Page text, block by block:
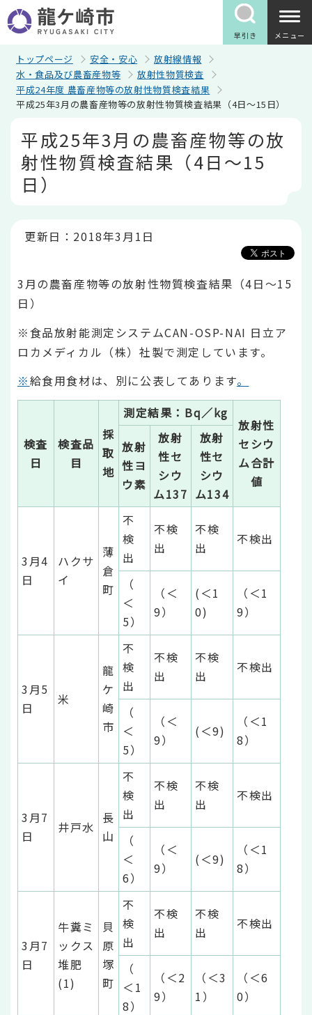
の
ペ
早引き メニュー
トップページ 安全・安心
放射線情報
水・食品及び農畜産物等
放射性物質検査
平成24年度 農畜産物等の放射性物質検査結果
平成25年3月の農畜産物等の放射性物質検査結果（4日～15日）
平成25年3月の農畜産物等の放
射性物質検査結果（4日～15
日）
更新日：2018年3月1日
3月の農畜産物等の放射性物質検査結果（4日～15
日）
※食品放射能測定システムCAN-OSP-NAI 日立ア
ロカメディカル（株）社製で測定しています。
※給食用食材は、別に公表してあります。
検査
日
検査品
目
採
取
地
測定結果：Bq／kg
放射性
セシウ
ム合計
値
放射
性ヨ
ウ素
放射
性セ
シウ
ム137
放射
性セ
シウ
ム134
3月4
日
ハクサ
イ
薄
倉
町
不
検
出
不検
出
不検
出
不検出
（
＜
5）
（＜
9）
(＜1
0)
（＜1
9）
3月5
日
米
龍
ケ
崎
市
不
検
出
不検
出
不検
出
不検出
（
＜
5）
（＜
9）
(＜9)
（＜1
8）
3月7
日
井戸水
長
山
不
検
出
不検
出
不検
出
不検出
（
＜
6）
（＜
9）
(＜9)
（＜1
8）
3月7
日
牛糞ミ
ックス
堆肥
(1)
貝
原
塚
町
不
検
出
不検
出
不検
出
不検出
（
＜1
8）
（＜2
9）
（＜3
1）
（＜6
0）